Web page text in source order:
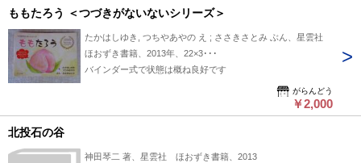
ももたろう ＜つづきがないないシリーズ＞
たかはしゆき, つちやあやの え ; ささきさとみ ぶん、星雲社
ほおずき書籍、2013年、22×3･･･
バインダー式で状態は概ね良好です
がらんどう
￥2,000
北投石の谷
神田琴二 著、星雲社 ほおずき書籍、2013